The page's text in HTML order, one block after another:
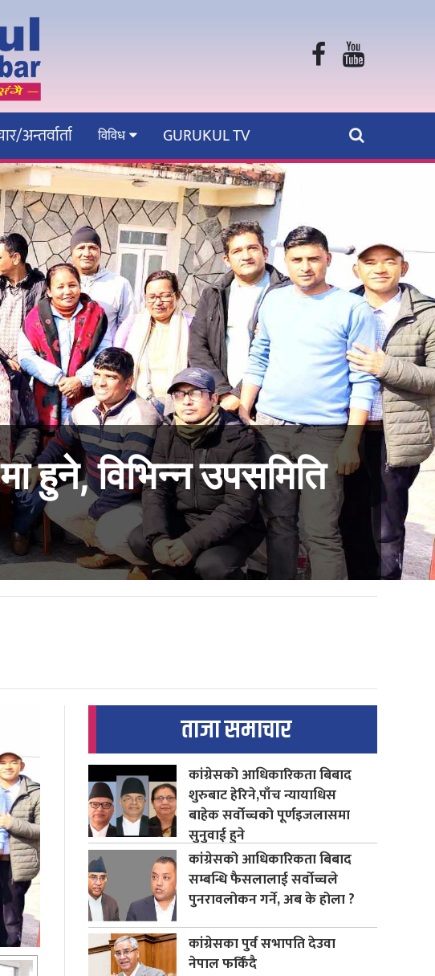
अन्तर्वार्ता विविध GURUKUL TV
हुने, विभिन्न उपसमिति
ताजा समाचार
कांग्रेसको आधिकारिकता बिबाद
शुरुबाट हेरिने,पाँच न्यायाधिस
बाहेक सर्वोच्चको पूर्णइजलासमा
सुनुवाई हुने
कांग्रेसको आधिकारिकता बिबाद
सम्बन्धि फैसलालाई सर्वोच्चले
पुनरावलोकन गर्ने, अब के होला ?
कांग्रेसका पुर्व सभापति देउवा
नेपाल फर्किंदै